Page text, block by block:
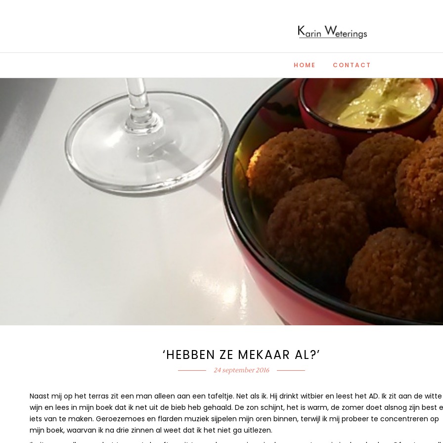
HOME CONTACT
‘HEBBEN ZE MEKAAR AL?’
24 september 2016
Naast mij op het terras zit een man alleen aan een tafeltje. Net als ik. Hij drinkt witbier en leest het AD. Ik zit aan de witte
wijn en lees in mijn boek dat ik net uit de bieb heb gehaald. De zon schijnt, het is warm, de zomer doet alsnog zijn best
iets van te maken. Geroezemoes en flarden muziek sijpelen mijn oren binnen, terwijl ik mij probeer te concentreren op
mijn boek, waarvan ik na drie zinnen al weet dat ik het niet ga uitlezen.